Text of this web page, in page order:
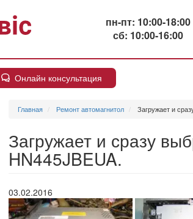
пн-пт: 10:00-18:00
сб: 10:00-16:00
Онлайн консультация
Главная Ремонт автомагнитол Загружает и
Загружает и сразу
HN445JBEUA.
03.02.2016